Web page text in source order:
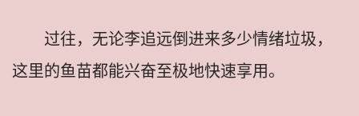
过往，无论李追远倒进来多少情绪垃圾，
这里的鱼苗都能兴奋至极地快速享用。